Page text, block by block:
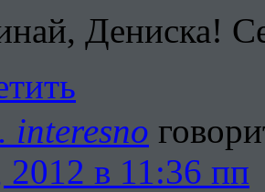
Дениска!
interesno
в 11:36 пп